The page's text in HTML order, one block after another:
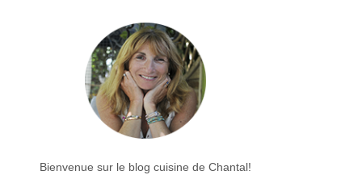
Bienvenue sur le blog cuisine de Chantal!